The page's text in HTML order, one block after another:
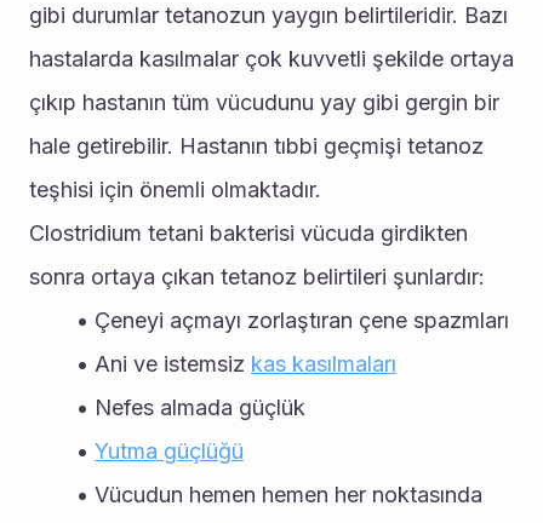
gibi durumlar tetanozun yaygın belirtileridir. Bazı
hastalarda kasılmalar çok kuvvetli şekilde ortaya
çıkıp hastanın tüm vücudunu yay gibi gergin bir
hale getirebilir. Hastanın tıbbi geçmişi tetanoz
teşhisi için önemli olmaktadır.
Clostridium tetani bakterisi vücuda girdikten
sonra ortaya çıkan tetanoz belirtileri şunlardır:
Çeneyi açmayı zorlaştıran çene spazmları
Ani ve istemsiz kas kasılmaları
Nefes almada güçlük
Yutma güçlüğü
Vücudun hemen hemen her noktasında